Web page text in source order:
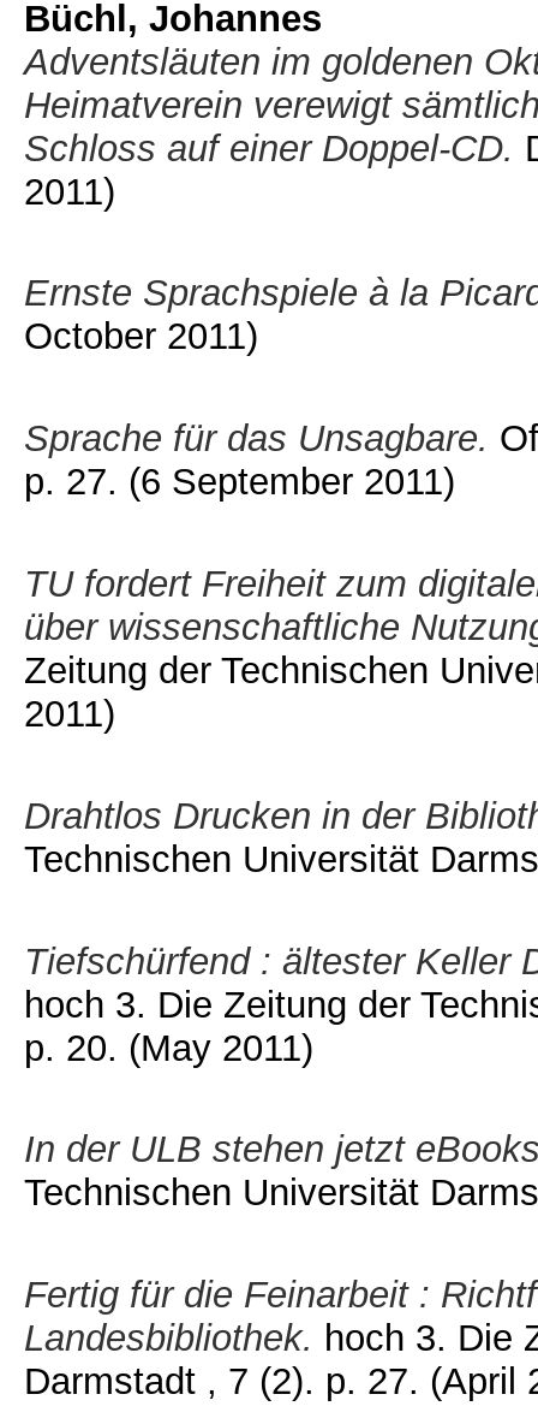
Büchl, Johannes
Adventsläuten im goldenen
Heimatverein verewigt
Schloss auf einer Doppel-CD.
2011)
Ernste Sprachspiele à la
October 2011)
Sprache für das Unsagbare.
p. 27. (6 September 2011)
TU fordert Freiheit zum
über wissenschaftliche
Zeitung der Technischen
2011)
Drahtlos Drucken in der
Technischen Universität
Tiefschürfend : ältester Keller
hoch 3. Die Zeitung der
p. 20. (May 2011)
In der ULB stehen jetzt
Technischen Universität
Fertig für die Feinarbeit :
Landesbibliothek. hoch 3. Die
Darmstadt , 7 (2). p. 27. (April